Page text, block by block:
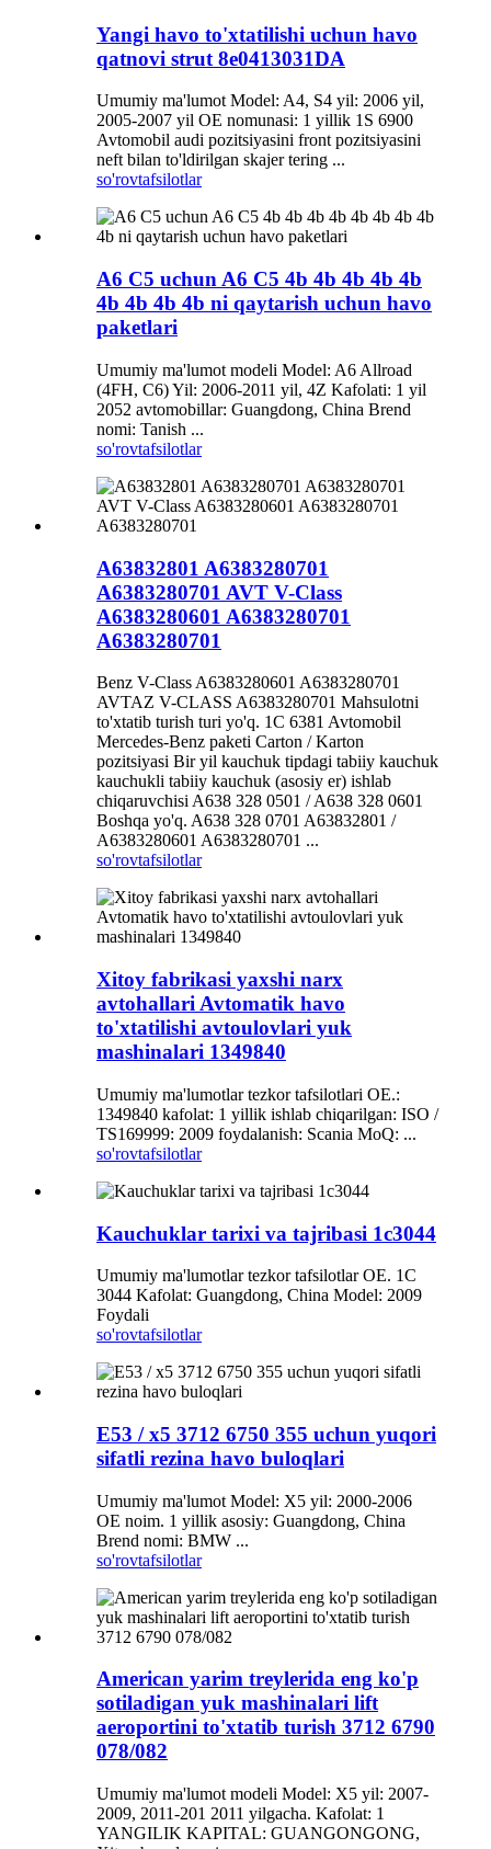
Yangi havo to'xtatilishi uchun havo
qatnovi strut 8e0413031DA
Umumiy ma'lumot Model: A4, S4 yil: 2006 yil,
2005-2007 yil OE nomunasi: 1 yillik 1S 6900
Avtomobil audi pozitsiyasini front pozitsiyasini
neft bilan to'ldirilgan skajer tering ...
so'rovtafsilotlar
A6 C5 uchun A6 C5 4b 4b 4b 4b 4b
4b 4b 4b 4b ni qaytarish uchun havo
paketlari
Umumiy ma'lumot modeli Model: A6 Allroad
(4FH, C6) Yil: 2006-2011 yil, 4Z Kafolati: 1 yil
2052 avtomobillar: Guangdong, China Brend
nomi: Tanish ...
so'rovtafsilotlar
A63832801 A6383280701
A6383280701 AVT V-Class
A6383280601 A6383280701
A6383280701
Benz V-Class A6383280601 A6383280701
AVTAZ V-CLASS A6383280701 Mahsulotni
to'xtatib turish turi yo'q. 1C 6381 Avtomobil
Mercedes-Benz paketi Carton / Karton
pozitsiyasi Bir yil kauchuk tipdagi tabiiy kauchuk
kauchukli tabiiy kauchuk (asosiy er) ishlab
chiqaruvchisi A638 328 0501 / A638 328 0601
Boshqa yo'q. A638 328 0701 A63832801 /
A6383280601 A6383280701 ...
so'rovtafsilotlar
Xitoy fabrikasi yaxshi narx
avtohallari Avtomatik havo
to'xtatilishi avtoulovlari yuk
mashinalari 1349840
Umumiy ma'lumotlar tezkor tafsilotlari OE.:
1349840 kafolat: 1 yillik ishlab chiqarilgan: ISO /
TS169999: 2009 foydalanish: Scania MoQ: ...
so'rovtafsilotlar
Kauchuklar tarixi va tajribasi 1c3044
Umumiy ma'lumotlar tezkor tafsilotlar OE. 1C
3044 Kafolat: Guangdong, China Model: 2009
Foydali
so'rovtafsilotlar
E53 / x5 3712 6750 355 uchun yuqori
sifatli rezina havo buloqlari
Umumiy ma'lumot Model: X5 yil: 2000-2006
OE noim. 1 yillik asosiy: Guangdong, China
Brend nomi: BMW ...
so'rovtafsilotlar
American yarim treylerida eng ko'p
sotiladigan yuk mashinalari lift
aeroportini to'xtatib turish 3712 6790
078/082
Umumiy ma'lumot modeli Model: X5 yil: 2007-
2009, 2011-201 2011 yilgacha. Kafolat: 1
YANGILIK KAPITAL: GUANGONGONG,